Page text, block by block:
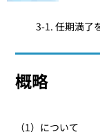
3-1. 任期満了
概略
（1）について